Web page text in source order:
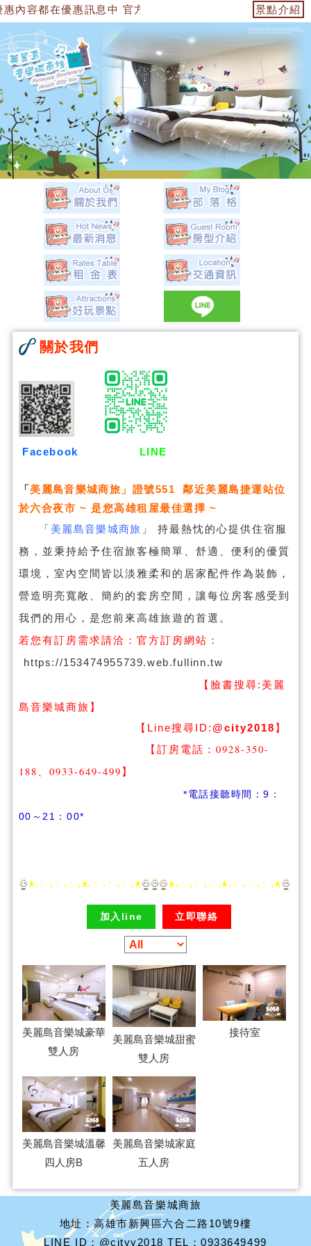
內容都在優惠訊息中 官方網站：https:// 景點介紹
關於我們
Facebook LINE
「美麗島音樂城商旅 」證號551 鄰近美麗島捷運站位
於六合夜市 ~ 是您高雄租屋最佳選擇 ~
「 美麗島音樂城商旅 」 持最熱忱的心提供住宿服
務，並秉持給予住宿旅客極簡單、舒適、便利的優質
環境，室內空間皆以淡雅柔和的居家配件作為裝飾，
營造明亮寬敞、簡約的套房空間，讓每位房客感受到
我們的用心，是您前來高雄旅遊的首選。
若您有訂房需求請洽： 官方訂房網站：
https://153474955739.web.fullinn.tw
【臉書搜尋: 美麗
島音樂城商旅 】
【Line搜尋ID:@city2018 】
【訂房電話：0928-350-
188、0933-649-499 】
*電話接聽時間：9：
00～21：00*
加入line 立即聯絡
美麗島音樂城豪華
雙人房
美麗島音樂城甜蜜
雙人房
接待室
美麗島音樂城溫馨
四人房B
美麗島音樂城家庭
五人房
美麗島音樂城商旅
地址：高雄市新興區六合二路10號9樓
LINE ID：@cityy2018 TEL：0933649499